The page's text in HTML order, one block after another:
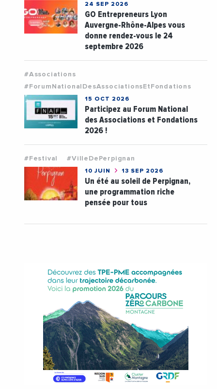
24 SEP 2026
GO Entrepreneurs Lyon
Auvergne-Rhône-Alpes vous
donne rendez-vous le 24
septembre 2026
#Associations
#ForumNationalDesAssociationsEtFondations
15 OCT 2026
Participez au Forum National
des Associations et Fondations
2026 !
#Festival #VilleDePerpignan
10 JUIN 13 SEP 2026
Un été au soleil de Perpignan,
une programmation riche
pensée pour tous